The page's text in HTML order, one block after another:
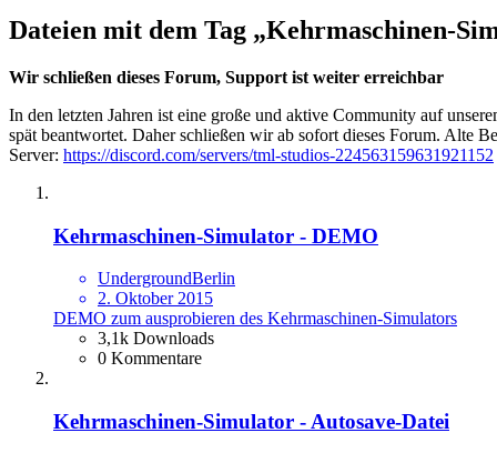
Dateien mit dem Tag „Kehrmaschinen-
Wir schließen dieses Forum, Support ist weiter erreichbar
In den letzten Jahren ist eine große und aktive Community auf
spät beantwortet. Daher schließen wir ab sofort dieses Forum. Alte
Server: https://discord.com/servers/tml-studios-224563159631921152
Kehrmaschinen-Simulator - DEMO
UndergroundBerlin
2. Oktober 2015
DEMO zum ausprobieren des Kehrmaschinen-Simulators
3,1k Downloads
0 Kommentare
Kehrmaschinen-Simulator - Autosave-Datei